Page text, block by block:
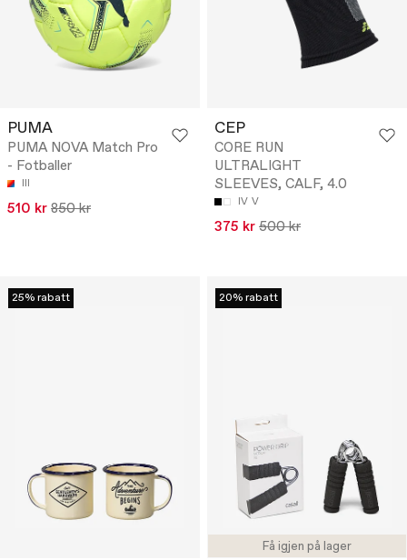
PUMA
PUMA NOVA Match Pro
- Fotballer
III
510 kr 850 kr
CEP
CORE RUN
ULTRALIGHT
SLEEVES, CALF, 4.0
IV V
375 kr 500 kr
25% rabatt
Få igjen på lager
20% rabatt